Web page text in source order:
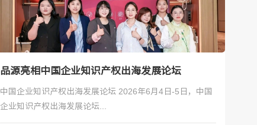
品源亮相中国企业知识产权出海发展论坛
中国企业知识产权出海发展论坛 2026年6月4日-5日，中国
企业知识产权出海发展论坛...